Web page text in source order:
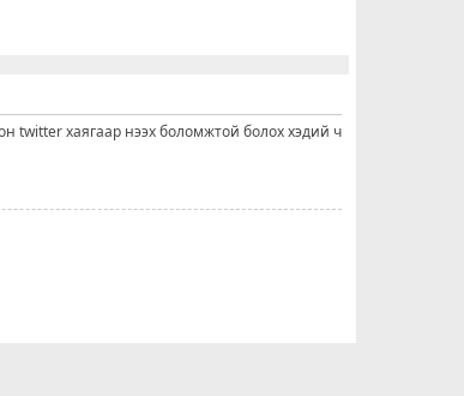
twitter хаягаар нээх боломжтой болох хэдий ч